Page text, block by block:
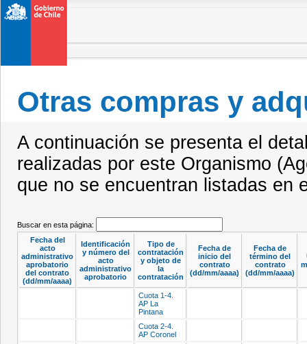
Otras compras y
A continuación se presenta el
realizadas por este Organismo
que no se encuentran listadas en
Buscar en esta página:
Fecha del
acto
administrativo
aprobatorio
del contrato
(dd/mm/aaaa)
Identificación
y número del
acto
administrativo
aprobatorio
Tipo de
contratación
y objeto de
la
contratación
Fecha de
inicio del
contrato
(dd/mm/aaaa)
Fecha de
término del
contrato
(dd/mm/aaaa)
Cuota 1-4.
AP La
Pintana
Cuota 2-4.
AP Coronel